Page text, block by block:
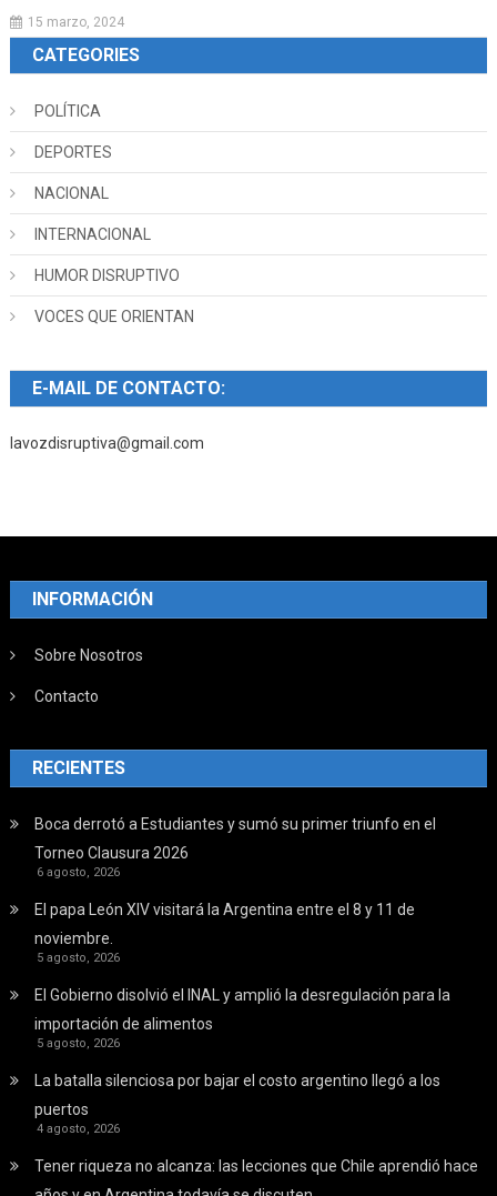
15 marzo, 2024
CATEGORIES
POLÍTICA
DEPORTES
NACIONAL
INTERNACIONAL
HUMOR DISRUPTIVO
VOCES QUE ORIENTAN
E-MAIL DE CONTACTO:
lavozdisruptiva@gmail.com
INFORMACIÓN
Sobre Nosotros
Contacto
RECIENTES
Boca derrotó a Estudiantes y sumó su primer triunfo en el
Torneo Clausura 2026
6 agosto, 2026
El papa León XIV visitará la Argentina entre el 8 y 11 de
noviembre.
5 agosto, 2026
El Gobierno disolvió el INAL y amplió la desregulación para la
importación de alimentos
5 agosto, 2026
La batalla silenciosa por bajar el costo argentino llegó a los
puertos
4 agosto, 2026
Tener riqueza no alcanza: las lecciones que Chile aprendió hace